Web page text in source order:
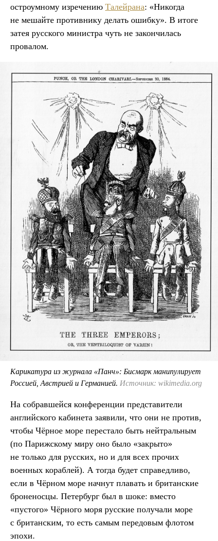
остроумному изречению Талейрана: «Никогда
не мешайте противнику делать ошибку». В итоге
затея русского министра чуть не закончилась
провалом.
Карикатура из журнала «Панч»: Бисмарк манипулирует
Россией, Австрией и Германией. Источник: wikimedia.org
На собравшейся конференции представители
английского кабинета заявили, что они не против,
чтобы Чёрное море перестало быть нейтральным
(по Парижскому миру оно было «закрыто»
не только для русских, но и для всех прочих
военных кораблей). А тогда будет справедливо,
если в Чёрном море начнут плавать и британские
броненосцы. Петербург был в шоке: вместо
«пустого» Чёрного моря русские получали море
с британским, то есть самым передовым флотом
эпохи.